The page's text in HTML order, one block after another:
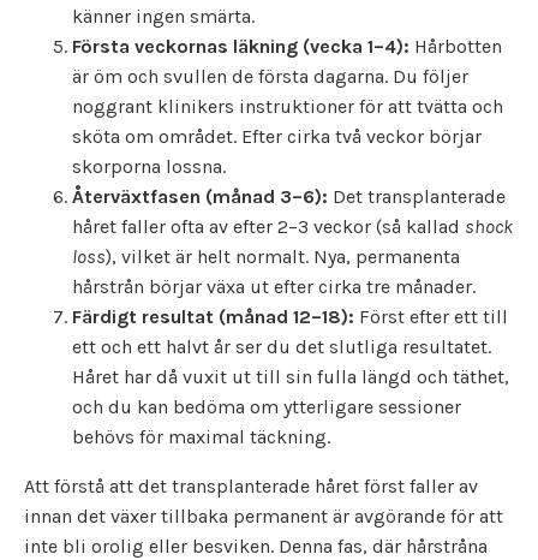
känner ingen smärta.
Första veckornas läkning (vecka 1–4): Hårbotten
är öm och svullen de första dagarna. Du följer
noggrant klinikers instruktioner för att tvätta och
sköta om området. Efter cirka två veckor börjar
skorporna lossna.
Återväxtfasen (månad 3–6): Det transplanterade
håret faller ofta av efter 2–3 veckor (så kallad shock
loss), vilket är helt normalt. Nya, permanenta
hårstrån börjar växa ut efter cirka tre månader.
Färdigt resultat (månad 12–18): Först efter ett till
ett och ett halvt år ser du det slutliga resultatet.
Håret har då vuxit ut till sin fulla längd och täthet,
och du kan bedöma om ytterligare sessioner
behövs för maximal täckning.
Att förstå att det transplanterade håret först faller av
innan det växer tillbaka permanent är avgörande för att
inte bli orolig eller besviken. Denna fas, där hårstråna